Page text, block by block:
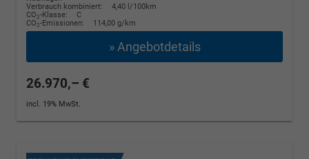
Verbrauch kombiniert:
4,40 l/100km
CO2-Klasse:
C
CO2-Emissionen: 114,00 g/km
» Angebotdetails
26.970,– €
incl. 19% MwSt.